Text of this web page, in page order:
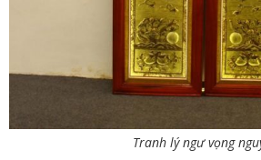
Tranh lý ngư vọng